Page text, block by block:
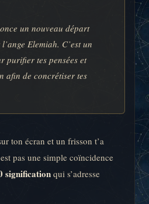
un nouveau départ
Elemiah. C’est un
purifier tes pensées et
afin de concrétiser tes
ton écran et un frisson t’a
pas une simple coïncidence
signification qui s’adresse